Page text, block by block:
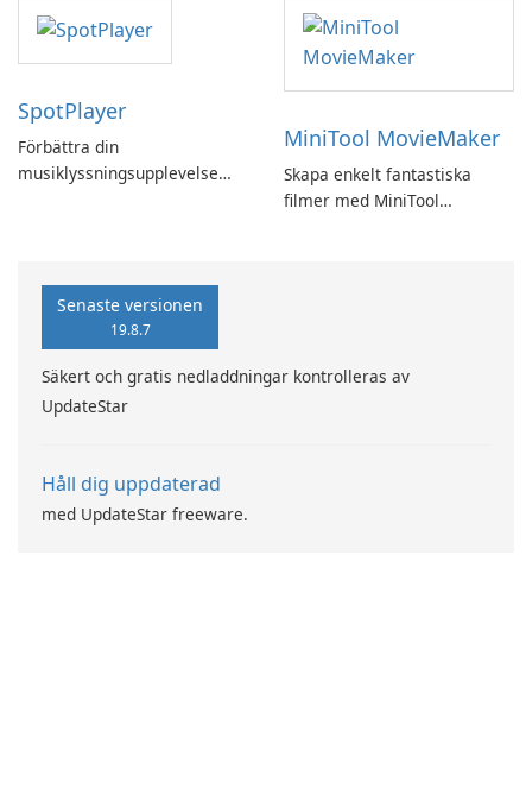
SpotPlayer
Förbättra din
musiklyssningsupplevelse
MiniTool MovieMaker
Skapa enkelt fantastiska
filmer med MiniTool
Senaste versionen
19.8.7
Säkert och gratis nedladdningar kontrolleras av
UpdateStar
Håll dig uppdaterad
med UpdateStar freeware.